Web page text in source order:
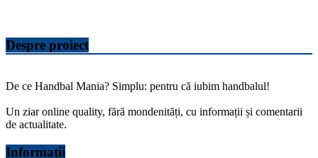
Despre proiect
De ce Handbal Mania? Simplu: pentru că iubim handbalul!
Un ziar online quality, fără mondenități, cu informații și comentarii
de actualitate.
Informații